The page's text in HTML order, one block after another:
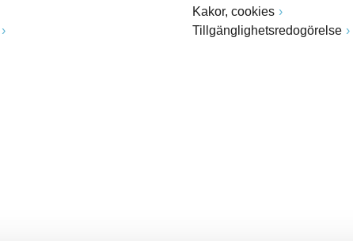
Kakor, cookies
Tillgänglighetsredogörelse